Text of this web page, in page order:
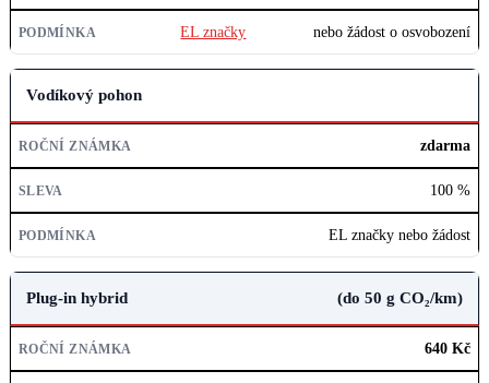
PODMÍNKA
EL značky nebo žádost o osvobození
Vodíkový pohon
zdarma
100 %
EL značky nebo žádost
Plug-in hybrid (do 50 g CO₂/km)
640 Kč